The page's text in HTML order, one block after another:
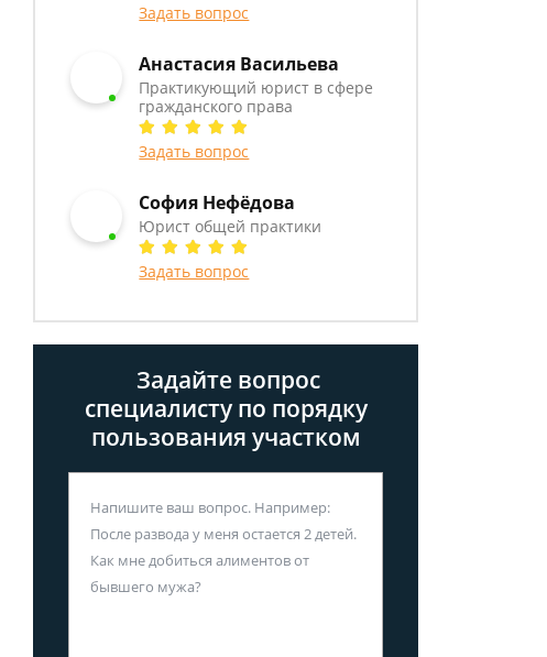
Задать вопрос
Анастасия Васильева
Практикующий юрист в сфере
гражданского права
Задать вопрос
София Нефёдова
Юрист общей практики
Задать вопрос
Задайте вопрос
специалисту по порядку
пользования участком